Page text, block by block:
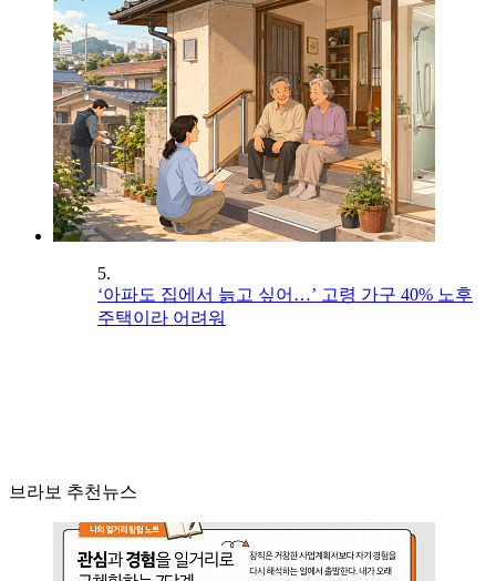
5.
‘아파도 집에서 늙고 싶어…’ 고령 가구 40% 노후
주택이라 어려워
브라보 추천뉴스